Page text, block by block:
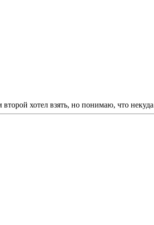
хотел взять, но понимаю, что